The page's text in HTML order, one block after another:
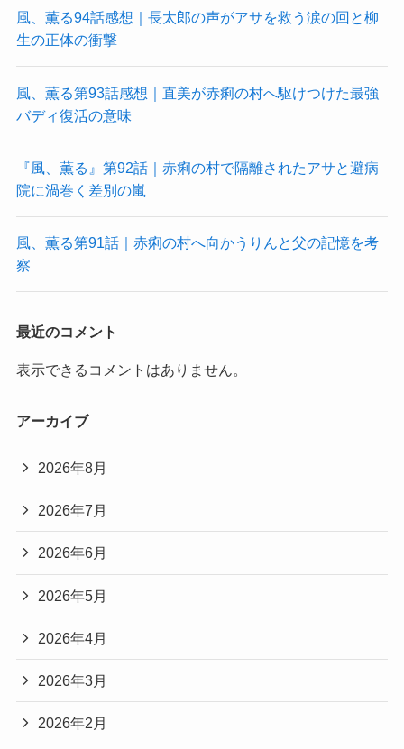
風、薫る94話感想｜長太郎の声がアサを救う涙の回と柳
生の正体の衝撃
風、薫る第93話感想｜直美が赤痢の村へ駆けつけた最強
バディ復活の意味
『風、薫る』第92話｜赤痢の村で隔離されたアサと避病
院に渦巻く差別の嵐
風、薫る第91話｜赤痢の村へ向かうりんと父の記憶を考
察
最近のコメント
表示できるコメントはありません。
アーカイブ
2026年8月
2026年7月
2026年6月
2026年5月
2026年4月
2026年3月
2026年2月